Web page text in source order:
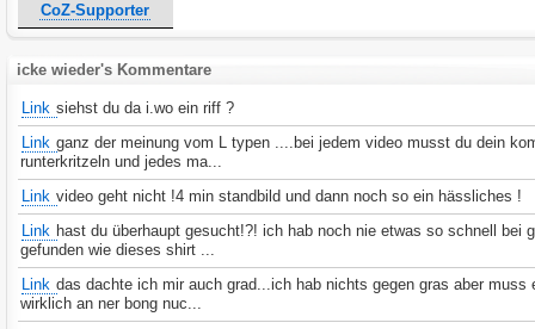
CoZ-Supporter
icke wieder's Kommentare
Link siehst du da i.wo ein riff ?
Link ganz der meinung vom L typen ....bei jedem video musst du dein
runterkritzeln und jedes ma...
Link video geht nicht !4 min standbild und dann noch so ein hässliches !
Link hast du überhaupt gesucht!?! ich hab noch nie etwas so schnell bei
gefunden wie dieses shirt ...
Link das dachte ich mir auch grad...ich hab nichts gegen gras aber muss
wirklich an ner bong nuc...